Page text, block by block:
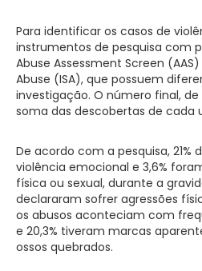
Para identificar os casos de
instrumentos de pesquisa com
Abuse Assessment Screen
Abuse (ISA), que possuem
investigação. O número final, de
soma das descobertas de cada
De acordo com a pesquisa, 21%
violência emocional e 3,6%
física ou sexual, durante a
declararam sofrer agressões
os abusos aconteciam com
e 20,3% tiveram marcas
ossos quebrados.